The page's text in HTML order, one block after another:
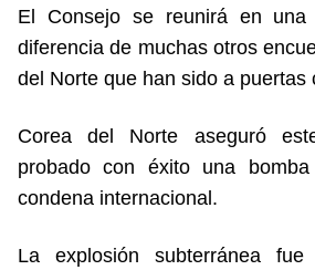
El Consejo se reunirá en una
diferencia de muchas otros
del Norte que han sido a puertas
Corea del Norte aseguró
probado con éxito una
condena internacional.
La explosión subterránea